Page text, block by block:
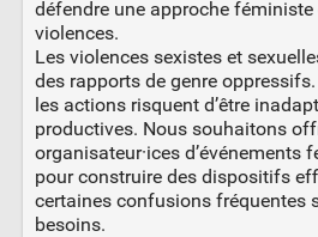
défendre une approche
violences.
Les violences sexistes et
des rapports de genre
les actions risquent d’être
productives. Nous souhaitons
organisateur·ices d’événements
pour construire des dispositifs
certaines confusions fréquentes
besoins.